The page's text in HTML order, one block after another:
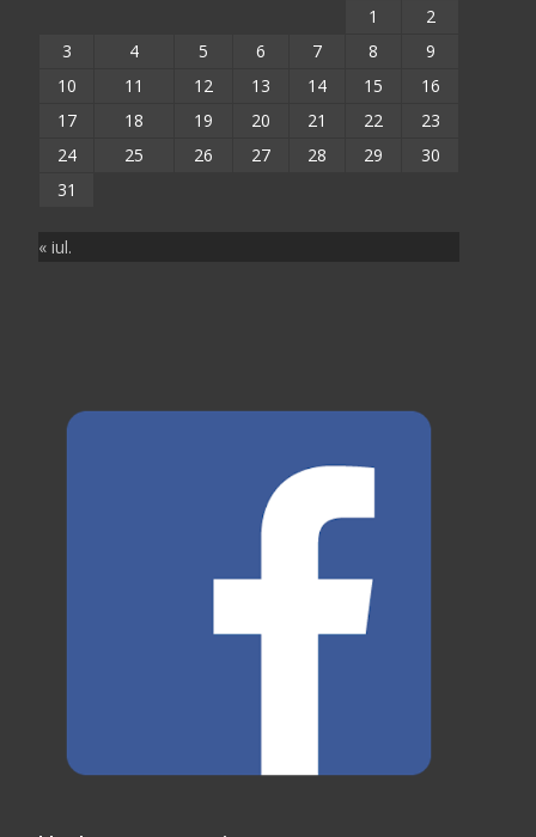
1
2
3
4 5 6 7 8
9
10
11 12 13 14 15
16
17
18 19 20 21 22
23
24
25 26 27 28 29
30
31
« iul.